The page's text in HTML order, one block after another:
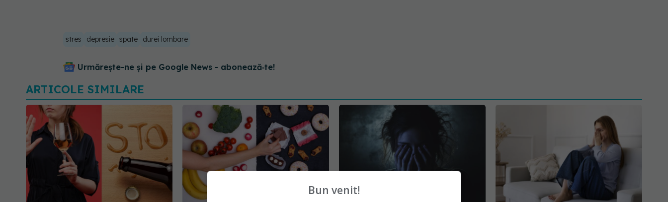
stres depresie spate durei lombare
Urmărește-ne și pe Google News - abonează‑te!
ARTICOLE SIMILARE
Bun venit!